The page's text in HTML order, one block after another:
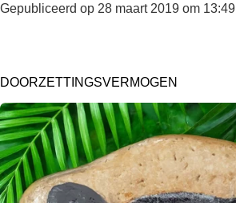
Gepubliceerd op 28 maart 2019 om 13:49
DOORZETTINGSVERMOGEN